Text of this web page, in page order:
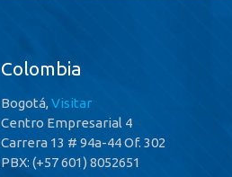
Colombia
Bogotá,Visitar
Centro Empresarial 4
Carrera 13 # 94a-44 Of. 302
PBX: (+57 601) 8052651